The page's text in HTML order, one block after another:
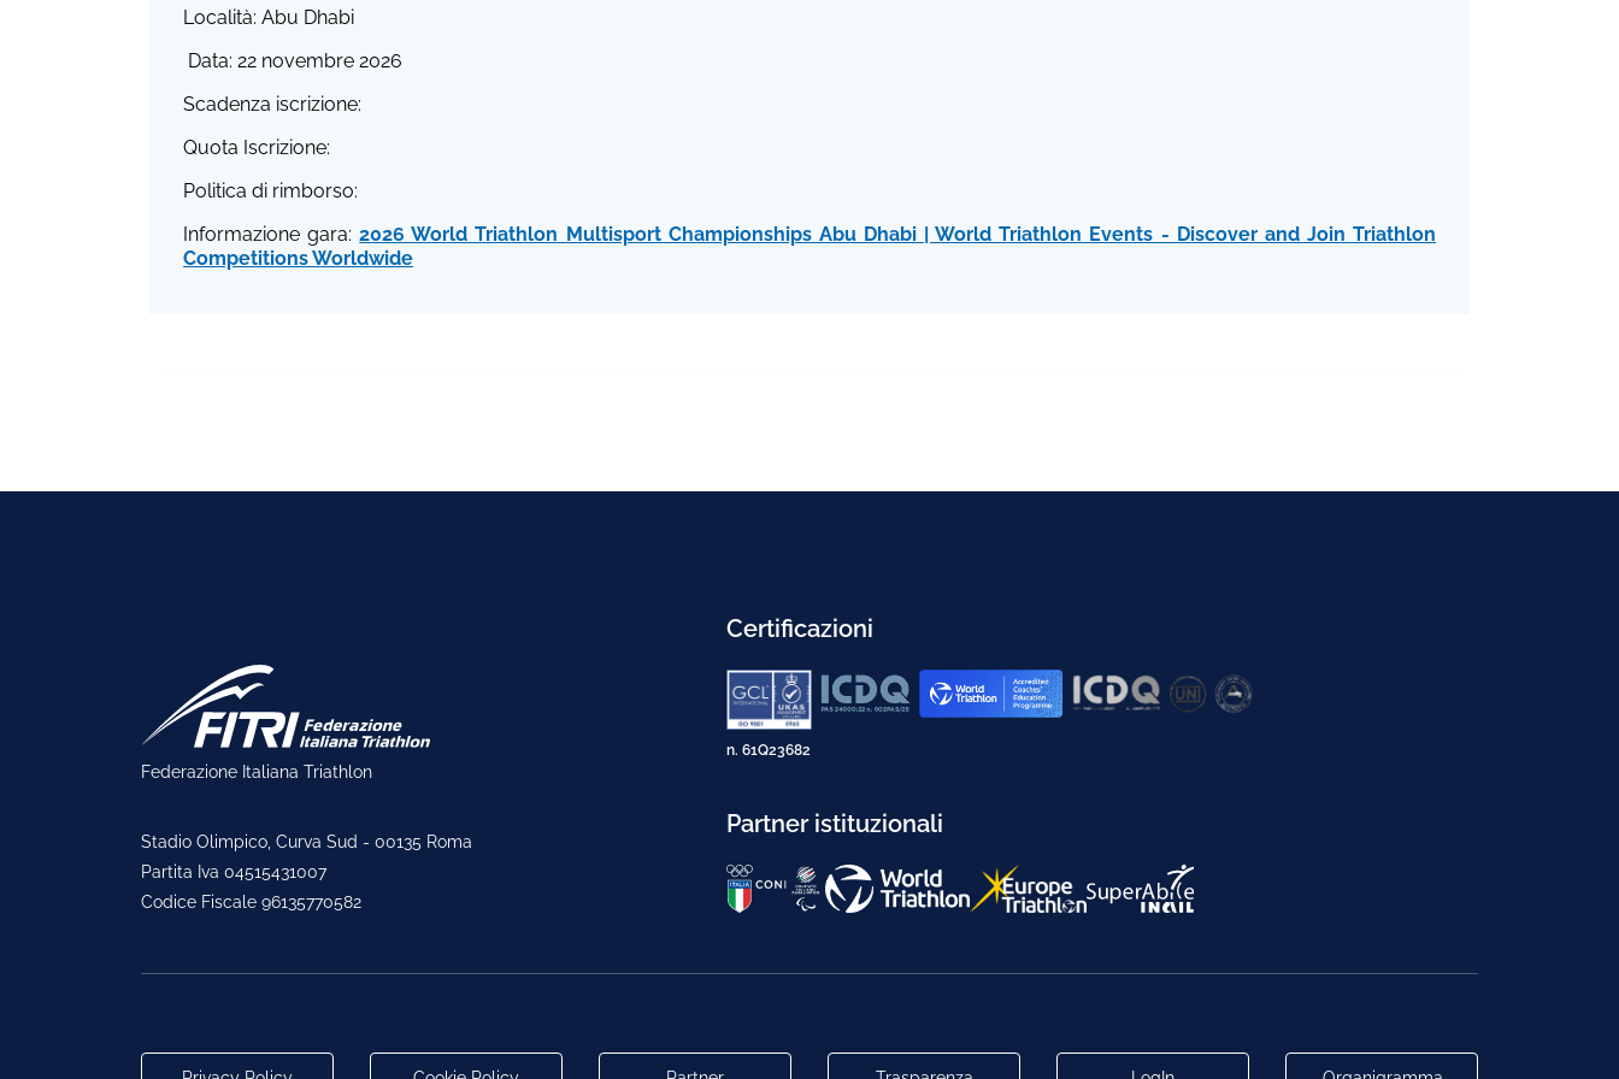
Località: Abu Dhabi
Data: 22 novembre 2026
Scadenza iscrizione:
Quota Iscrizione:
Politica di rimborso:
Informazione gara:2026 World Triathlon Multisport Championships Abu Dhabi | World Triathlon Events - Discover and Join Triathlon
Competitions Worldwide
Federazione Italiana Triathlon
Stadio Olimpico, Curva Sud - 00135 Roma
Partita Iva 04515431007
Codice Fiscale 96135770582
Certificazioni
n. 61Q23682
Partner istituzionali